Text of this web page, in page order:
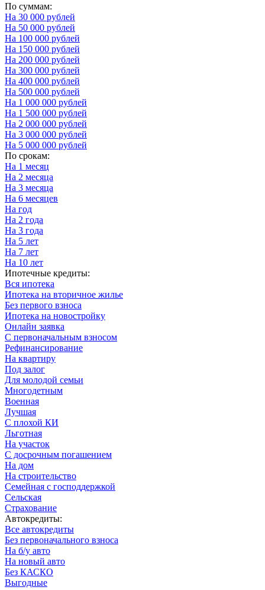
По суммам:
На 30 000 рублей
На 50 000 рублей
На 100 000 рублей
На 150 000 рублей
На 200 000 рублей
На 300 000 рублей
На 400 000 рублей
На 500 000 рублей
На 1 000 000 рублей
На 1 500 000 рублей
На 2 000 000 рублей
На 3 000 000 рублей
На 5 000 000 рублей
По срокам:
На 1 месяц
На 2 месяца
На 3 месяца
На 6 месяцев
На год
На 2 года
На 3 года
На 5 лет
На 7 лет
На 10 лет
Ипотечные кредиты:
Вся ипотека
Ипотека на вторичное жилье
Без первого взноса
Ипотека на новостройку
Онлайн заявка
С первоначальным взносом
Рефинансирование
На квартиру
Под залог
Для молодой семьи
Многодетным
Военная
Лучшая
С плохой КИ
Льготная
На участок
С досрочным погашением
На дом
На строительство
Семейная с господдержкой
Сельская
Страхование
Автокредиты:
Все автокредиты
Без первоначального взноса
На б/у авто
На новый авто
Без КАСКО
Выгодные